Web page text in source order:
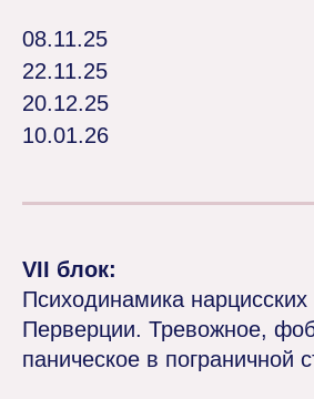
08.11.25
22.11.25
20.12.25
10.01.26
VII блок:
Психодинамика нарцисских
Перверции. Тревожное,
паническое в пограничной